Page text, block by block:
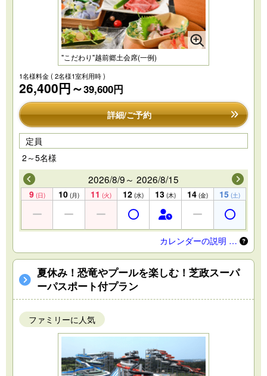
"こだわり"越前郷土会席(一例)
1名様料金( 2名様1室利用時 )
26,400円～39,600円
詳細/ご予約
定員
2～5名様
2026/8/9～ 2026/8/15
9 (日) 10 (月) 11 (火) 12 (水) 13 (木) 14 (金) 15 (土)
カレンダーの説明 …
夏休み！恐竜やプールを楽しむ！芝政スーパ
ーパスポート付プラン
ファミリーに人気